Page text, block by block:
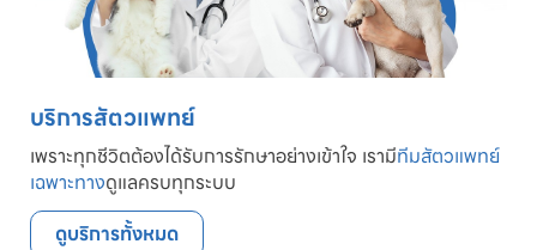
บริการสัตวแพทย์
เพราะทุกชีวิตต้องได้รับการรักษาอย่างเข้าใจ เรามีทีมสัตวแพทย์
เฉพาะทางดูแลครบทุกระบบ
ดูบริการทั้งหมด